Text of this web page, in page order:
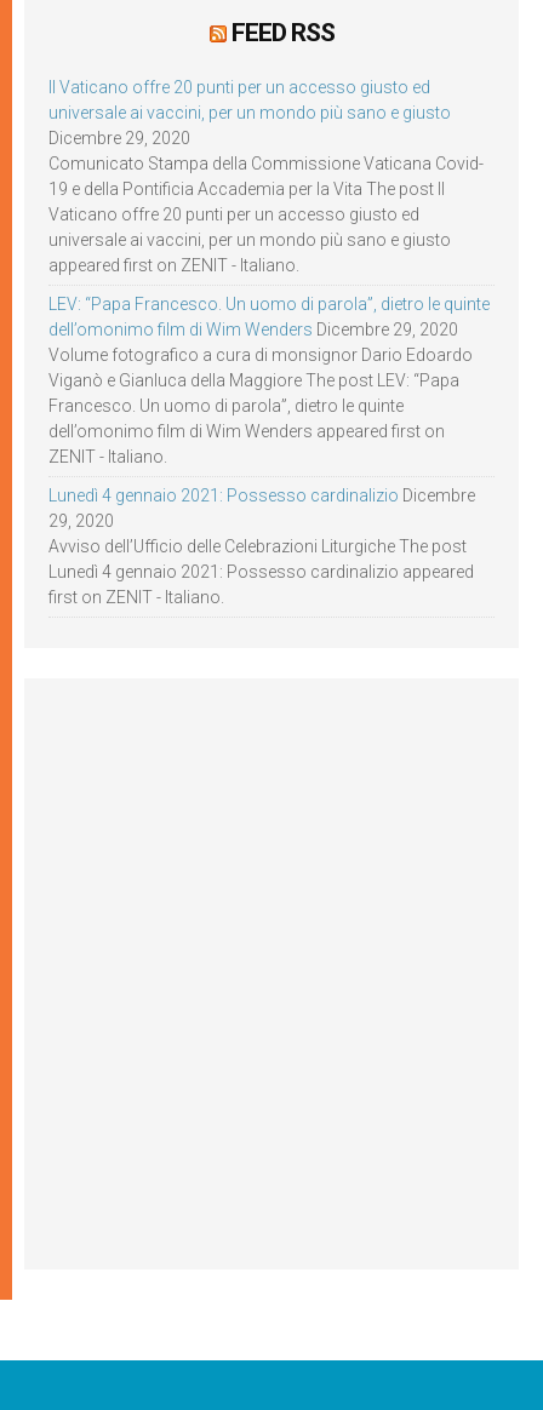
FEED RSS
Il Vaticano offre 20 punti per un accesso giusto ed
universale ai vaccini, per un mondo più sano e giusto
Dicembre 29, 2020
Comunicato Stampa della Commissione Vaticana Covid-
19 e della Pontificia Accademia per la Vita The post Il
Vaticano offre 20 punti per un accesso giusto ed
universale ai vaccini, per un mondo più sano e giusto
appeared first on ZENIT - Italiano.
LEV: “Papa Francesco. Un uomo di parola”, dietro le quinte
dell’omonimo film di Wim Wenders Dicembre 29, 2020
Volume fotografico a cura di monsignor Dario Edoardo
Viganò e Gianluca della Maggiore The post LEV: “Papa
Francesco. Un uomo di parola”, dietro le quinte
dell’omonimo film di Wim Wenders appeared first on
ZENIT - Italiano.
Lunedì 4 gennaio 2021: Possesso cardinalizio Dicembre
29, 2020
Avviso dell’Ufficio delle Celebrazioni Liturgiche The post
Lunedì 4 gennaio 2021: Possesso cardinalizio appeared
first on ZENIT - Italiano.